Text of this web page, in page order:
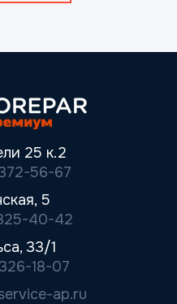
25 к.2
56-67
5
40-42
33/1
18-07
ap.ru